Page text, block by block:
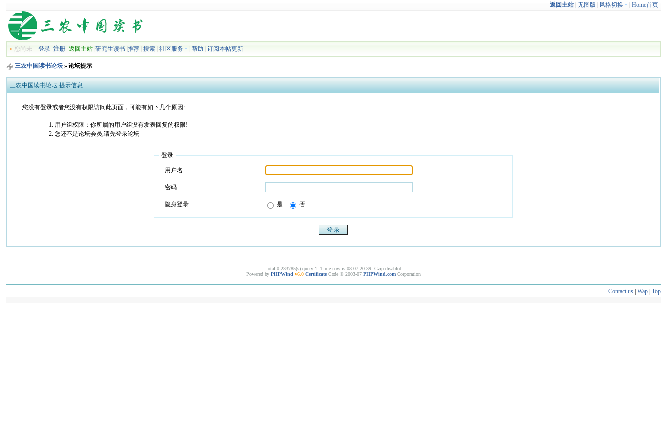
返回主站| 无图版 风格切换 Home首页
» 您尚未登录 注册 |返回主站 |研究生读书 |推荐 |搜索 |社区服务 |帮助 |订阅本帖更新
三农中国读书论坛 » 论坛提示
三农中国读书论坛 提示信息
您没有登录或者您没有权限访问此页面，可能有如下几个原因:
用户组权限：你所属的用户组没有发表回复的权限!
您还不是论坛会员,请先登录论坛
登录
用户名
密码
隐身登录 是 否
Total 0.233785(s) query 1, Time now is:08-07 20:39, Gzip disabled
Powered by PHPWind v6.0 Certificate Code © 2003-07 PHPWind.com Corporation
Contact us| Wap| Top